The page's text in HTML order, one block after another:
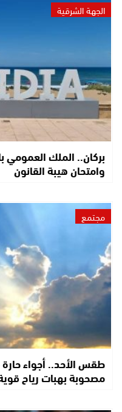
الجهة الشرقية
بركان.. الملك العمومي
وامتحان هيبة القانون
مجتمع
طقس الأحد.. أجواء
مصحوبة بهبات رياح